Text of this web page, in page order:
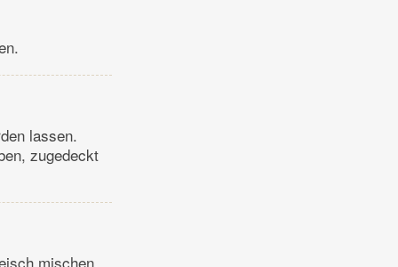
lassen.
zugedeckt
mischen.